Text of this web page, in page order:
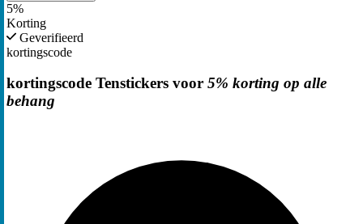
5%
Korting
Geverifieerd
kortingscode
kortingscode Tenstickers voor 5% korting op alle
behang